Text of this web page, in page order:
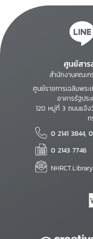
ศูนย์สา
สำนักงานคณะ
ศูนย์ราชการเฉลิมพร
อาคารรัฐปร
120 หมู่ที่ 3 ถนนแจ้
ก
0 2141 3844,
0 2143 7746